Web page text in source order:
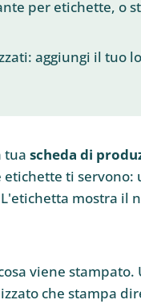
per etichette, o
aggiungi il tuo
tua scheda di
ti servono:
mostra il
viene stampato.
che stampa